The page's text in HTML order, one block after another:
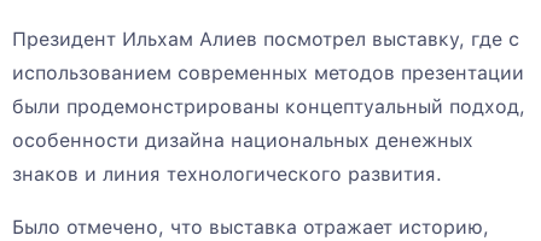
Президент Ильхам Алиев посмотрел выставку, где с
использованием современных методов презентации
были продемонстрированы концептуальный подход,
особенности дизайна национальных денежных
знаков и линия технологического развития.
Было отмечено, что выставка отражает историю,